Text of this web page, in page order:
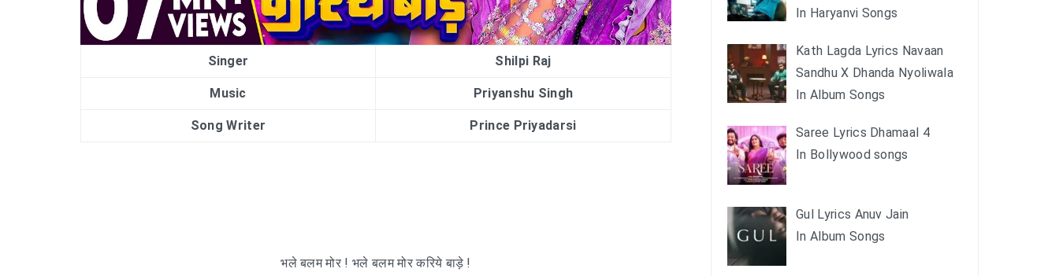
Singer Shilpi Raj
Music Priyanshu Singh
Song Writer Prince Priyadarsi
भले बलम मोर ! भले बलम मोर करिये बाड़े !
In Haryanvi Songs
Kath Lagda Lyrics Navaan
Sandhu X Dhanda Nyoliwala
In Album Songs
Saree Lyrics Dhamaal 4
In Bollywood songs
Gul Lyrics Anuv Jain
In Album Songs